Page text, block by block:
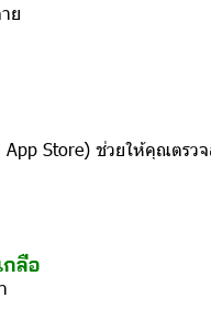
ย
Store) ช่วยให้คุณตรว
ลือ